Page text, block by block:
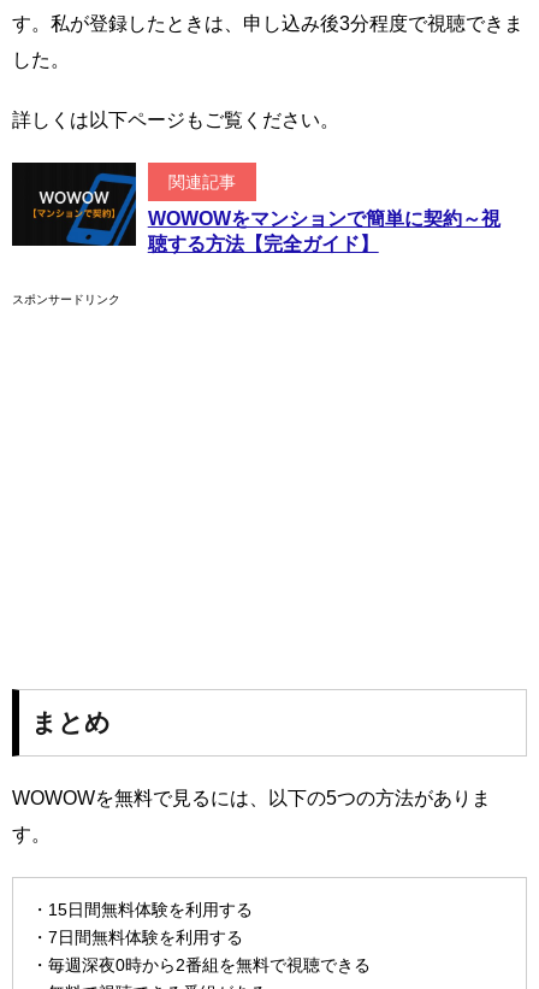
す。私が登録したときは、申し込み後3分程度で視聴できま
した。
詳しくは以下ページもご覧ください。
関連記事
WOWOWをマンションで簡単に契約～視
聴する方法【完全ガイド】
スポンサードリンク
まとめ
WOWOWを無料で見るには、以下の5つの方法がありま
す。
・15日間無料体験を利用する
・7日間無料体験を利用する
・毎週深夜0時から2番組を無料で視聴できる